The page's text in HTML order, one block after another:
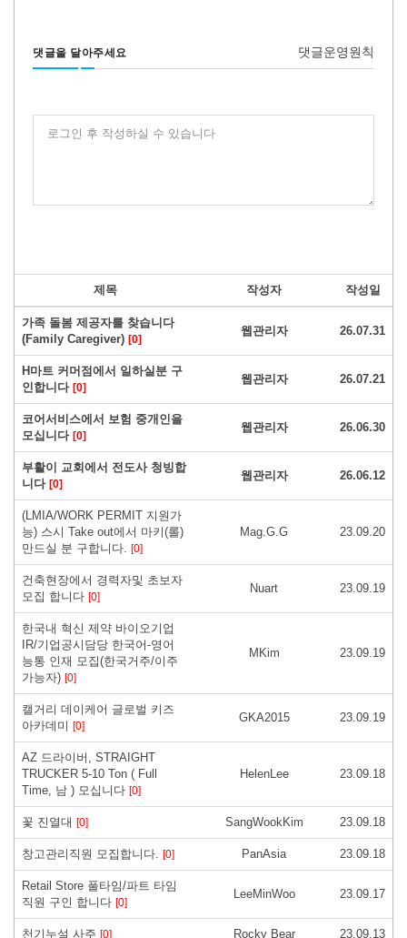
댓글을 달아주세요 댓글운영원칙
로그인 후 작성하실 수 있습니다
제목 작성자 작성일
가족 돌봄 제공자를 찾습니다
(Family Caregiver) [0]
웹관리자 26.07.31
H마트 커머점에서 일하실분 구
인합니다 [0]
웹관리자 26.07.21
코어서비스에서 보험 중개인을
모십니다 [0]
웹관리자 26.06.30
부활이 교회에서 전도사 청빙합
니다 [0]
웹관리자 26.06.12
(LMIA/WORK PERMIT 지원가
능) 스시 Take out에서 마키(롤)
만드실 분 구합니다. [0]
Mag.G.G 23.09.20
건축현장에서 경력자및 초보자
모집 합니다 [0]
Nuart 23.09.19
한국내 혁신 제약 바이오기업
IR/기업공시담당 한국어-영어
능통 인재 모집(한국거주/이주
가능자) [0]
MKim 23.09.19
캘거리 데이케어 글로벌 키즈
아카데미 [0]
GKA2015 23.09.19
AZ 드라이버, STRAIGHT
TRUCKER 5-10 Ton ( Full
Time, 남 ) 모십니다 [0]
HelenLee 23.09.18
꽃 진열대 [0] SangWookKim 23.09.18
창고관리직원 모집합니다. [0] PanAsia 23.09.18
Retail Store 풀타임/파트 타임
직원 구인 합니다 [0]
LeeMinWoo 23.09.17
천기누설 사주 [0] Rocky Bear 23.09.13